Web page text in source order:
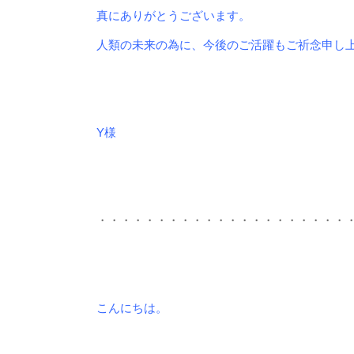
真にありがとうございます。
人類の未来の為に、今後のご活躍もご祈念申し
Y様
・・・・・・・・・・・・・・・・・・・・・
こんにちは。